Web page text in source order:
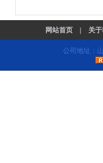
网站首页 | 关
公司地址：